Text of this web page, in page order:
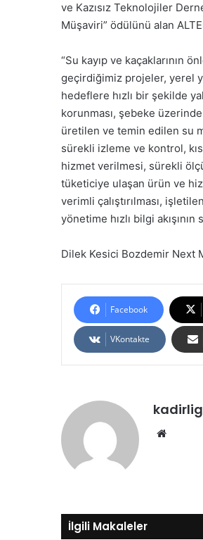
ve Kazısız Teknolojiler
Müşaviri” ödülünü alan
“Su kayıp ve kaçaklarının
geçirdiğimiz projeler, yerel
hedeflere hızlı bir şekilde
korunması, şebeke
üretilen ve temin edilen su
sürekli izleme ve kontrol,
hizmet verilmesi, sürekli
tüketiciye ulaşan ürün ve
verimli çalıştırılması,
yönetime hızlı bilgi
Dilek Kesici Bozdemir Next
Facebook
VKontakte
İlgili Makaleler